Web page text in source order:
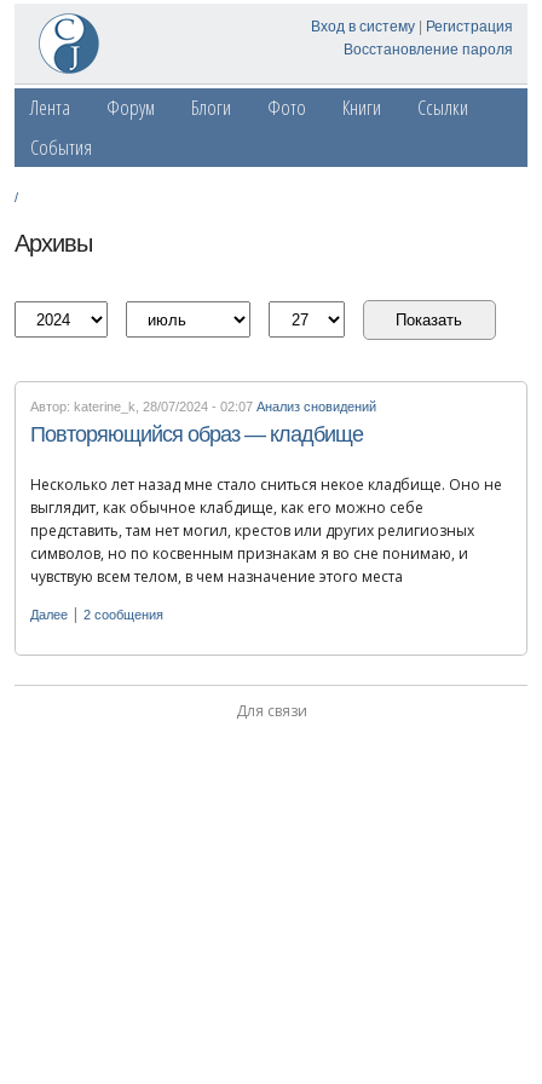
Вход в систему
Регистрация
Восстановление пароля
Лента Форум Блоги Фото Книги
Ссылки
События
/
Архивы
Автор: katerine_k 28/07/2024 - 02:07 Анализ сновидений
Повторяющийся образ — кладбище
Несколько лет назад мне стало сниться некое кладбище. Оно не
выглядит, как обычное клабдище, как его можно себе
представить, там нет могил, крестов или других религиозных
символов, но по косвенным признакам я во сне понимаю, и
чувствую всем телом, в чем назначение этого места
Далее | 2 сообщения
Для связи